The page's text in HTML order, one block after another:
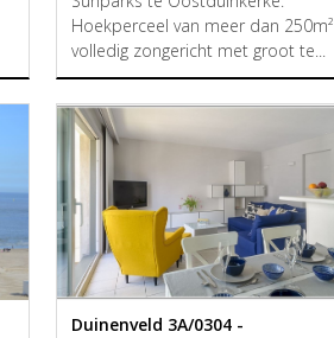
Hoekperceel van meer dan 250m²
volledig zongericht met groot te...
Duinenveld 3A/0304 -